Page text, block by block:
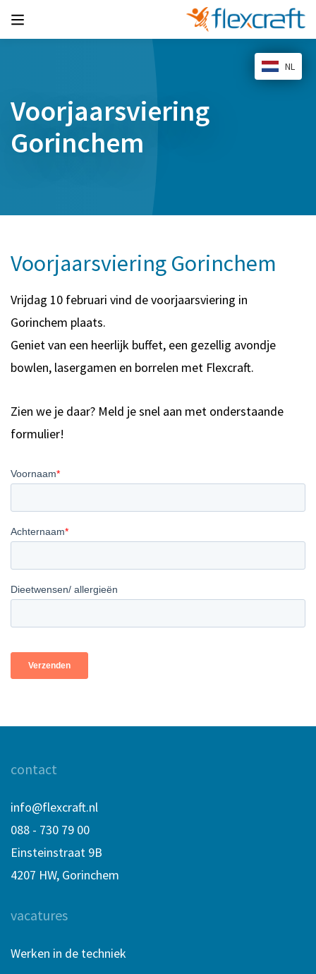
Voorjaarsviering
Gorinchem
Voorjaarsviering Gorinchem
Vrijdag 10 februari vind de voorjaarsviering in
Gorinchem plaats.
Geniet van een heerlijk buffet, een gezellig avondje
bowlen, lasergamen en borrelen met Flexcraft.
Zien we je daar? Meld je snel aan met onderstaande
formulier!
contact
info@flexcraft.nl
088 - 730 79 00
Einsteinstraat 9B
4207 HW, Gorinchem
vacatures
Werken in de techniek
NL